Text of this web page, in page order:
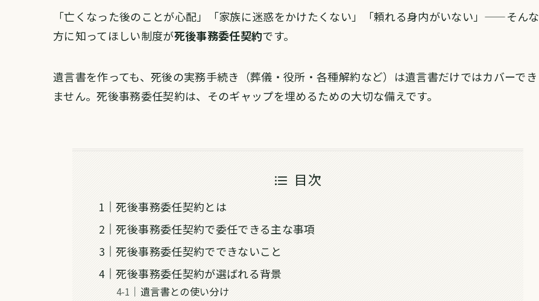
「亡くなった後のことが心配」「家族に迷惑をかけたくない」「頼れる身内がいない」——そんな
方に知ってほしい制度が死後事務委任契約です。
遺言書を作っても、死後の実務手続き（葬儀・役所・各種解約など）は遺言書だけではカバーでき
ません。死後事務委任契約は、そのギャップを埋めるための大切な備えです。
目次
死後事務委任契約とは
死後事務委任契約で委任できる主な事項
死後事務委任契約でできないこと
死後事務委任契約が選ばれる背景
遺言書との使い分け